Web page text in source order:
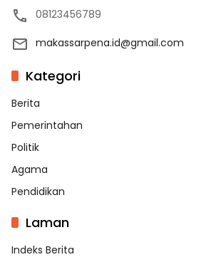
08123456789
makassarpena.id@gmail.com
Kategori
Berita
Pemerintahan
Politik
Agama
Pendidikan
Laman
Indeks Berita